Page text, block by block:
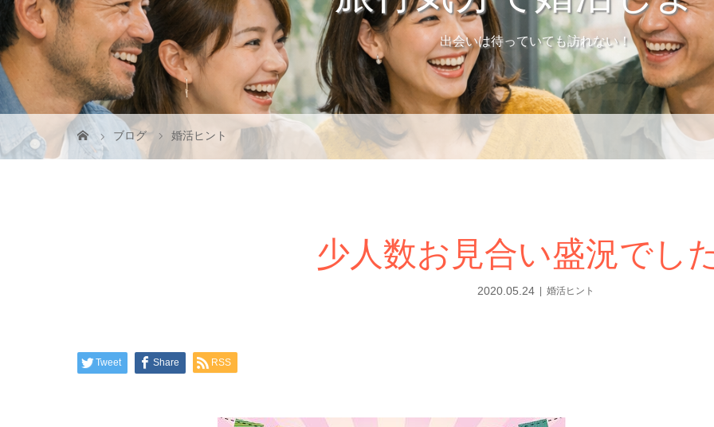
出会いは待っていても訪れない！
ブログ 婚活ヒント
少人数お見合い盛況でし
2020.05.24 婚活ヒント
Tweet Share RSS